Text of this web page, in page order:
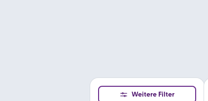
Weitere Filter